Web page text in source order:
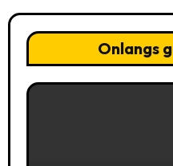
Onlangs